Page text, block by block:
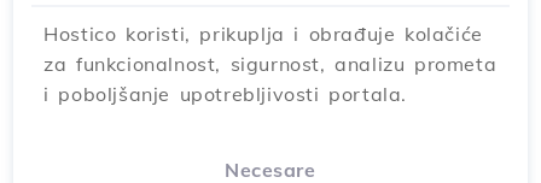
Hostico koristi, prikuplja i obrađuje kolačiće
za funkcionalnost, sigurnost, analizu prometa
i poboljšanje upotrebljivosti portala.
Necesare